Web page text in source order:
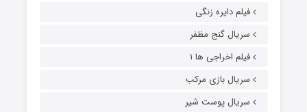
فیلم دایره زنگی
سریال گنج مظفر
فیلم اخراجی ها ۱
سریال بازی مرکب
سریال پوست شیر